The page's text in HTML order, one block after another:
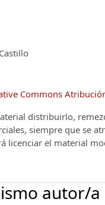
Commons
distribuirlo,
siempre que se
licenciar el material
autor/a